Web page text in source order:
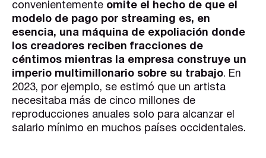
convenientemente omite el hecho de que el
modelo de pago por streaming es, en
esencia, una máquina de expoliación donde
los creadores reciben fracciones de
céntimos mientras la empresa construye un
imperio multimillonario sobre su trabajo. En
2023, por ejemplo, se estimó que un artista
necesitaba más de cinco millones de
reproducciones anuales solo para alcanzar el
salario mínimo en muchos países occidentales.